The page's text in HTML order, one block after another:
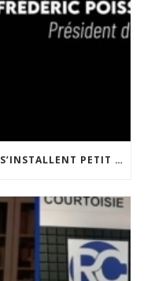
[MÉDIAS] « DES RESTRICTIONS S’INSTALLENT PETIT À PETIT DANS NOTRE PAYS » ENTRETIEN AVEC BOULEVARD VOLTAIRE